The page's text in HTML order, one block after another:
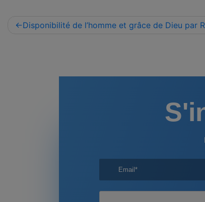
Navigation
Disponibilité de l’homme et grâce de Dieu par